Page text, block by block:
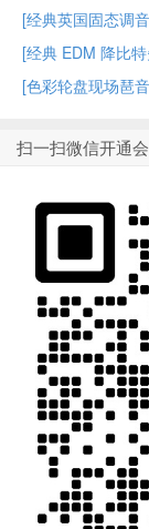
[经典英国固态调
[色彩轮盘现场琶
扫一扫微信开通